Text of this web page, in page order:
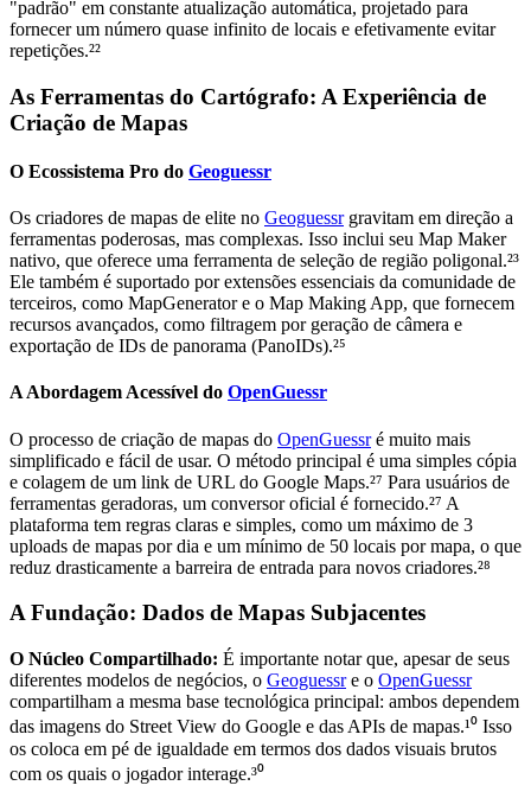
"padrão" em constante atualização automática, projetado para
fornecer um número quase infinito de locais e efetivamente evitar
repetições.²²
As Ferramentas do Cartógrafo: A Experiência de
Criação de Mapas
O Ecossistema Pro do Geoguessr
Os criadores de mapas de elite no Geoguessrgravitam em direção a
ferramentas poderosas, mas complexas. Isso inclui seu Map Maker
nativo, que oferece uma ferramenta de seleção de região poligonal.²³
Ele também é suportado por extensões essenciais da comunidade de
terceiros, como MapGenerator e o Map Making App, que fornecem
recursos avançados, como filtragem por geração de câmera e
exportação de IDs de panorama (PanoIDs).²⁵
A Abordagem Acessível do OpenGuessr
O processo de criação de mapas do OpenGuessré muito mais
simplificado e fácil de usar. O método principal é uma simples cópia
e colagem de um link de URL do Google Maps.²⁷ Para usuários de
ferramentas geradoras, um conversor oficial é fornecido.²⁷ A
plataforma tem regras claras e simples, como um máximo de 3
uploads de mapas por dia e um mínimo de 50 locais por mapa, o que
reduz drasticamente a barreira de entrada para novos criadores.²⁸
A Fundação: Dados de Mapas Subjacentes
O Núcleo Compartilhado: É importante notar que, apesar de seus
diferentes modelos de negócios, o Geoguessre o OpenGuessr
compartilham a mesma base tecnológica principal: ambos dependem
das imagens do Street View do Google e das APIs de mapas.¹⁰ Isso
os coloca em pé de igualdade em termos dos dados visuais brutos
com os quais o jogador interage.³⁰